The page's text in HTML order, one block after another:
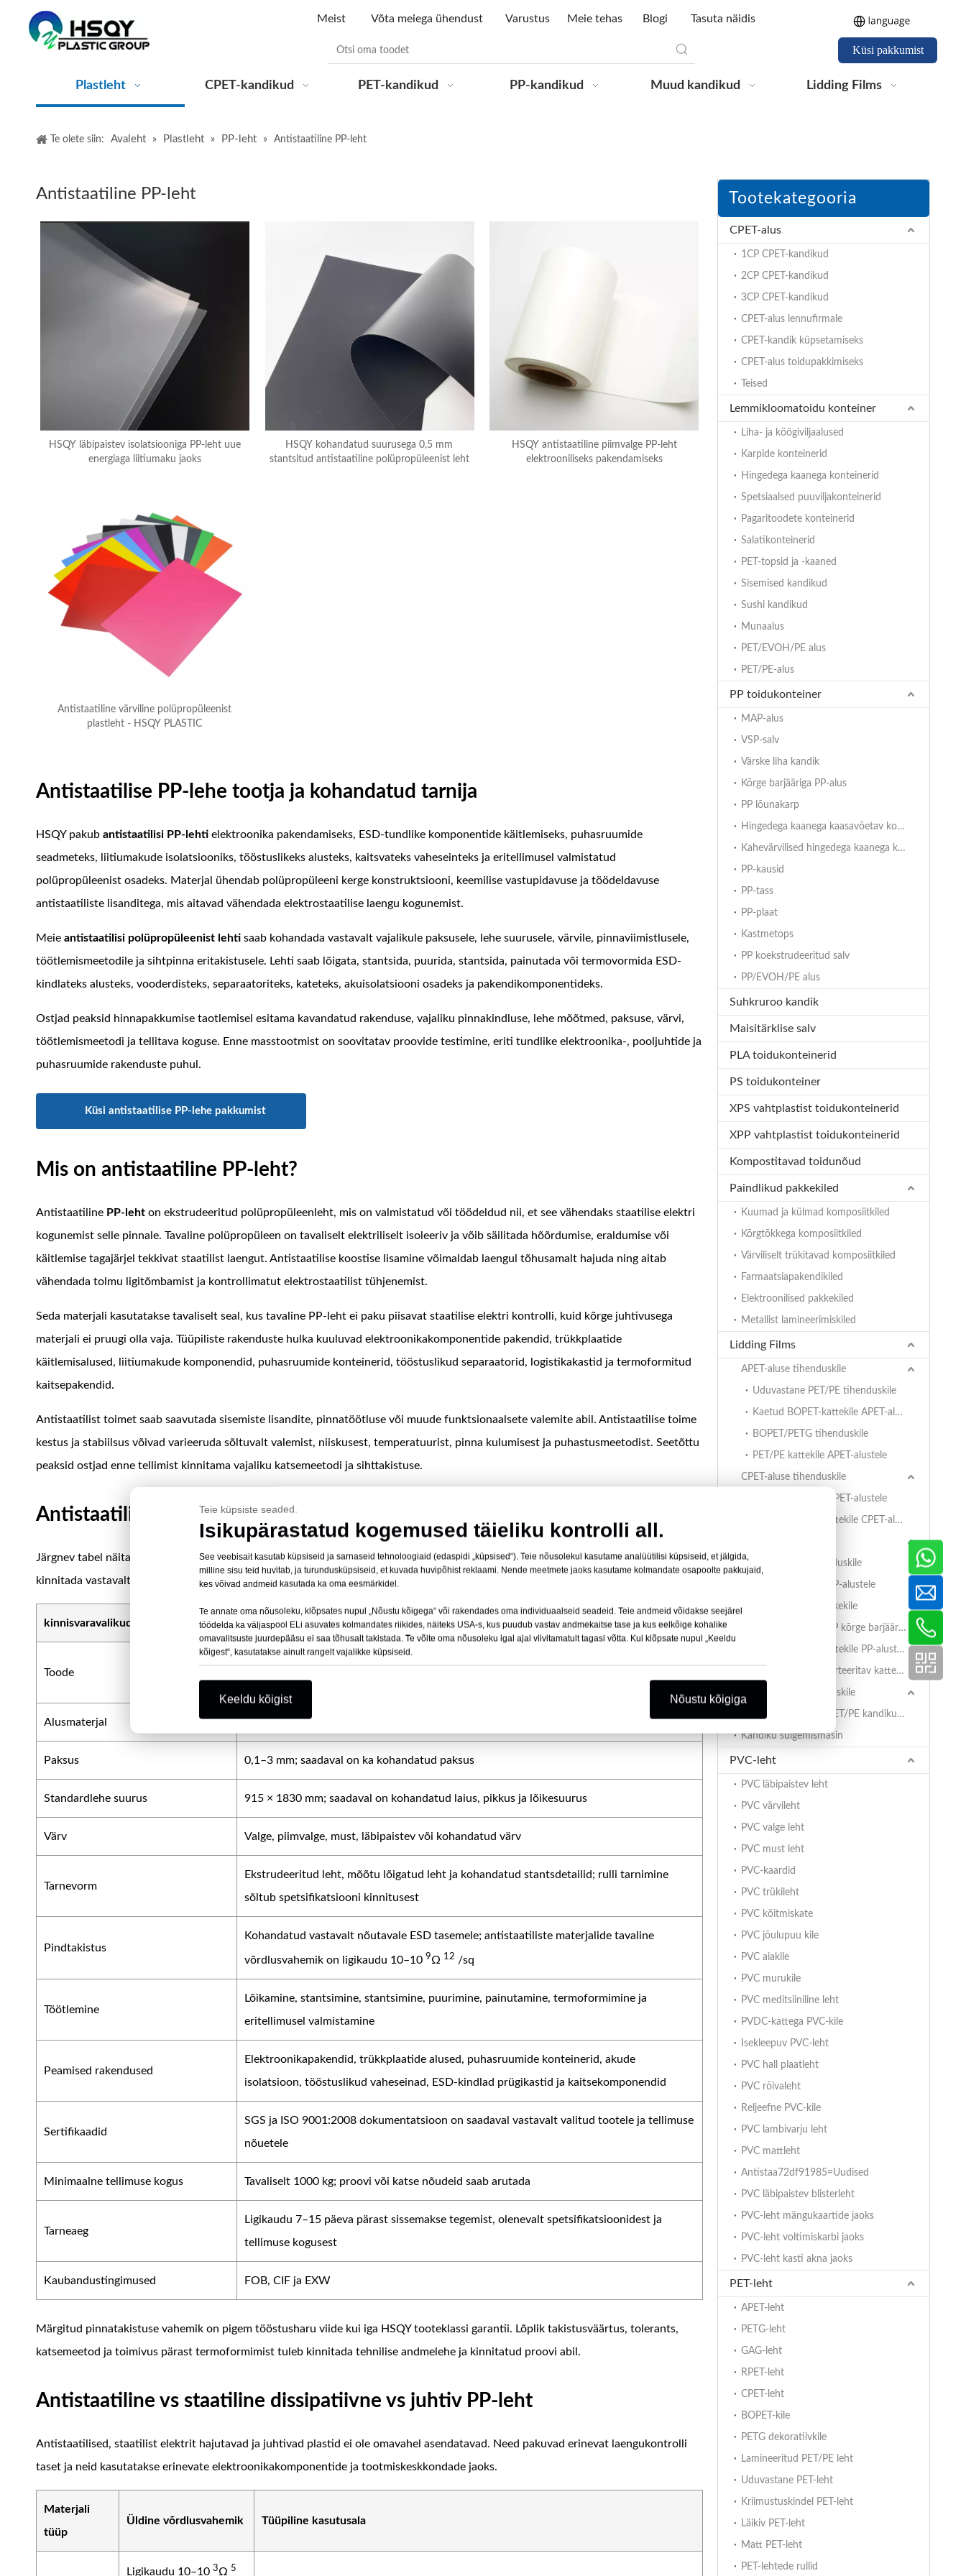
Meist Võta meiega ühendust Varustus Meie tehas Blogi Tasuta näidis
Küsi pakkumist
Plastleht CPET-kandikud PET-kandikud PP-kandikud Muud kandikud Lidding Films
Te olete siin: Avaleht » Plastleht » PP-leht » Antistaatiline PP-leht
Antistaatiline PP-leht
HSQY läbipaistev isolatsiooniga PP-leht uue
energiaga liitiumaku jaoks
HSQY kohandatud suurusega 0,5 mm
stantsitud antistaatiline polüpropüleenist leht
HSQY antistaatiline piimvalge PP-leht
elektrooniliseks pakendamiseks
Antistaatiline värviline polüpropüleenist
plastleht - HSQY PLASTIC
Antistaatilise PP-lehe tootja ja kohandatud tarnija
HSQY pakub antistaatilisi PP-lehti elektroonika pakendamiseks, ESD-tundlike komponentide käitlemiseks, puhasruumide
seadmeteks, liitiumakude isolatsiooniks, tööstuslikeks alusteks, kaitsvateks vaheseinteks ja eritellimusel valmistatud
polüpropüleenist osadeks. Materjal ühendab polüpropüleeni kerge konstruktsiooni, keemilise vastupidavuse ja töödeldavuse
antistaatiliste lisanditega, mis aitavad vähendada elektrostaatilise laengu kogunemist.
Meie antistaatilisi polüpropüleenist lehti saab kohandada vastavalt vajalikule paksusele, lehe suurusele, värvile, pinnaviimistlusele,
töötlemismeetodile ja sihtpinna eritakistusele. Lehti saab lõigata, stantsida, puurida, stantsida, painutada või termovormida ESD-
kindlateks alusteks, vooderdisteks, separaatoriteks, kateteks, akuisolatsiooni osadeks ja pakendikomponentideks.
Ostjad peaksid hinnapakkumise taotlemisel esitama kavandatud rakenduse, vajaliku pinnakindluse, lehe mõõtmed, paksuse, värvi,
töötlemismeetodi ja tellitava koguse. Enne masstootmist on soovitatav proovide testimine, eriti tundlike elektroonika-, pooljuhtide ja
puhasruumide rakenduste puhul.
Küsi antistaatilise PP-lehe pakkumist
Mis on antistaatiline PP-leht?
Antistaatiline PP-leht on ekstrudeeritud polüpropüleenleht, mis on valmistatud või töödeldud nii, et see vähendaks staatilise elektri
kogunemist selle pinnale. Tavaline polüpropüleen on tavaliselt elektriliselt isoleeriv ja võib säilitada hõõrdumise, eraldumise või
käitlemise tagajärjel tekkivat staatilist laengut. Antistaatilise koostise lisamine võimaldab laengul tõhusamalt hajuda ning aitab
vähendada tolmu ligitõmbamist ja kontrollimatut elektrostaatilist tühjenemist.
Seda materjali kasutatakse tavaliselt seal, kus tavaline PP-leht ei paku piisavat staatilise elektri kontrolli, kuid kõrge juhtivusega
materjali ei pruugi olla vaja. Tüüpiliste rakenduste hulka kuuluvad elektroonikakomponentide pakendid, trükkplaatide
käitlemisalused, liitiumakude komponendid, puhasruumide konteinerid, tööstuslikud separaatorid, logistikakastid ja termoformitud
kaitsepakendid.
Antistaatilist toimet saab saavutada sisemiste lisandite, pinnatöötluse või muude funktsionaalsete valemite abil. Antistaatilise toime
kestus ja stabiilsus võivad varieeruda sõltuvalt valemist, niiskusest, temperatuurist, pinna kulumisest ja puhastusmeetodist. Seetõttu
peaksid ostjad enne tellimist kinnitama vajaliku katsemeetodi ja sihttakistuse.
Antistaatilise PP-lehe spetsifikatsioonid
Järgnev tabel näitab HSQY antistaatiliste polüpropüleenist lehtede peamisi tarnevõimalusi. Lõplikud spetsifikatsioonid tuleks
kinnitada vastavalt valitud tooteklassile, rakendusele ja kinnitatud näidisele.
kinnisvaravalikud Saadaval olevad
Toode
plastleht
Alusmaterjal Polüpropüleenvaik antistaatiliste lisandite või funktsionaalse töötlusega
Paksus 0,1–3 mm; saadaval on ka kohandatud paksus
Standardlehe suurus 915 × 1830 mm; saadaval on kohandatud laius, pikkus ja lõikesuurus
Värv Valge, piimvalge, must, läbipaistev või kohandatud värv
Tarnevorm
Ekstrudeeritud leht, mõõtu lõigatud leht ja kohandatud stantsdetailid; rulli tarnimine
sõltub spetsifikatsiooni kinnitusest
Pindtakistus
Kohandatud vastavalt nõutavale ESD tasemele; antistaatiliste materjalide tavaline
võrdlusvahemik on ligikaudu 10–10 9Ω 12 /sq
Töötlemine
Lõikamine, stantsimine, stantsimine, puurimine, painutamine, termoformimine ja
eritellimusel valmistamine
Peamised rakendused
Elektroonikapakendid, trükkplaatide alused, puhasruumide konteinerid, akude
isolatsioon, tööstuslikud vaheseinad, ESD-kindlad prügikastid ja kaitsekomponendid
Sertifikaadid
SGS ja ISO 9001:2008 dokumentatsioon on saadaval vastavalt valitud tootele ja tellimuse
nõuetele
Minimaalne tellimuse kogus Tavaliselt 1000 kg; proovi või katse nõudeid saab arutada
Tarneaeg
Ligikaudu 7–15 päeva pärast sissemakse tegemist, olenevalt spetsifikatsioonidest ja
tellimuse kogusest
Kaubandustingimused FOB, CIF ja EXW
Märgitud pinnatakistuse vahemik on pigem tööstusharu viide kui iga HSQY tooteklassi garantii. Lõplik takistusväärtus, tolerants,
katsemeetod ja toimivus pärast termoformimist tuleb kinnitada tehnilise andmelehe ja kinnitatud proovi abil.
Antistaatiline vs staatiline dissipatiivne vs juhtiv PP-leht
Antistaatilised, staatilist elektrit hajutavad ja juhtivad plastid ei ole omavahel asendatavad. Need pakuvad erinevat laengukontrolli
taset ja neid kasutatakse erinevate elektroonikakomponentide ja tootmiskeskkondade jaoks.
Materjali
tüüp
Üldine võrdlusvahemik Tüüpiline kasutusala
Ligikaudu 10–10 3Ω 5
Tootekategooria
CPET-alus
1CP CPET-kandikud
2CP CPET-kandikud
3CP CPET-kandikud
CPET-alus lennufirmale
CPET-kandik küpsetamiseks
CPET-alus toidupakkimiseks
Teised
Lemmikloomatoidu konteiner
Liha- ja köögiviljaalused
Karpide konteinerid
Hingedega kaanega konteinerid
Spetsiaalsed puuviljakonteinerid
Pagaritoodete konteinerid
Salatikonteinerid
PET-topsid ja -kaaned
Sisemised kandikud
Sushi kandikud
Munaalus
PET/EVOH/PE alus
PET/PE-alus
PP toidukonteiner
MAP-alus
VSP-salv
Värske liha kandik
Kõrge barjääriga PP-alus
PP lõunakarp
Hingedega kaanega kaasavõetav konteiner
Kahevärvilised hingedega kaanega konteinerid
PP-kausid
PP-tass
PP-plaat
Kastmetops
PP koekstrudeeritud salv
PP/EVOH/PE alus
Suhkruroo kandik
Maisitärklise salv
PLA toidukonteinerid
PS toidukonteiner
XPS vahtplastist toidukonteinerid
XPP vahtplastist toidukonteinerid
Kompostitavad toidunõud
Paindlikud pakkekiled
Kuumad ja külmad komposiitkiled
Kõrgtõkkega komposiitkiled
Värviliselt trükitavad komposiitkiled
Farmaatsiapakendikiled
Elektroonilised pakkekiled
Metallist lamineerimiskiled
Lidding Films
APET-aluse tihenduskile
Uduvastane PET/PE tihenduskile
Kaetud BOPET-kattekile APET-alustele
BOPET/PETG tihenduskile
PET/PE kattekile APET-alustele
CPET-aluse tihenduskile
PET/PE kattekile CPET-alustele
Kaetud BOPET-kattekile CPET-alustele
BOPET/CPP tihenduskile
PET/PE kattekile PP-alustele
EVOH/PP kõrgtõkkekile
AlOx PET/PA/RCPP kõrge barjääriga retordikile PP-alustele
Kaetud BOPET-kattekile PP-alustele
PET/PA/RCPP retorteeritav kattekile PP-alustele
PET/PE-aluse tihenduskile
PET/PE kattekile PET/PE kandikutele
Kandiku sulgemismasin
PVC-leht
PVC läbipaistev leht
PVC värvileht
PVC valge leht
PVC must leht
PVC-kaardid
PVC trükileht
PVC köitmiskate
PVC jõulupuu kile
PVC aiakile
PVC murukile
PVC meditsiiniline leht
PVDC-kattega PVC-kile
Isekleepuv PVC-leht
PVC hall plaatleht
PVC rõivaleht
Reljeefne PVC-kile
PVC lambivarju leht
PVC mattleht
Antistaa72df91985=Uudised
PVC läbipaistev blisterleht
PVC-leht mängukaartide jaoks
PVC-leht voltimiskarbi jaoks
PVC-leht kasti akna jaoks
PET-leht
APET-leht
PETG-leht
GAG-leht
RPET-leht
CPET-leht
BOPET-kile
PETG dekoratiivkile
Lamineeritud PET/PE leht
Uduvastane PET-leht
Kriimustuskindel PET-leht
Läikiv PET-leht
Matt PET-leht
PET-lehtede rullid
Teie küpsiste seaded.
Isikupärastatud kogemused täieliku kontrolli all.
See veebisait kasutab küpsiseid ja sarnaseid tehnoloogiaid (edaspidi „küpsised“). Teie nõusolekul kasutame analüütilisi küpsiseid, et jälgida,
milline sisu teid huvitab, ja turundusküpsiseid, et kuvada huvipõhist reklaami. Nende meetmete jaoks kasutame kolmandate osapoolte pakkujaid,
kes võivad andmeid kasutada ka oma eesmärkidel.
Te annate oma nõusoleku, klõpsates nupul „Nõustu kõigega“ või rakendades oma individuaalseid seadeid. Teie andmeid võidakse seejärel
töödelda ka väljaspool ELi asuvates kolmandates riikides, näiteks USA-s, kus puudub vastav andmekaitse tase ja kus eelkõige kohalike
omavalitsuste juurdepääsu ei saa tõhusalt takistada. Te võite oma nõusoleku igal ajal viivitamatult tagasi võtta. Kui klõpsate nupul „Keeldu
kõigest“, kasutatakse ainult rangelt vajalikke küpsiseid.
Keeldu kõigist Nõustu kõigiga